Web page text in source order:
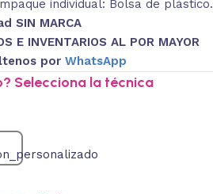
individual: Bolsa de plástico.
SIN MARCA
E INVENTARIOS AL POR MAYOR
por WhatsApp
Selecciona la técnica